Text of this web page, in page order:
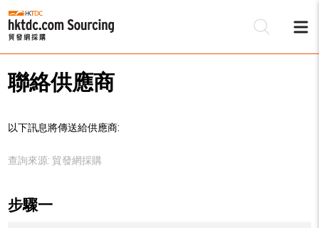
聯絡供應商
以下訊息將傳送給供應商:
查詢來源: 貿發網採購
步驟一